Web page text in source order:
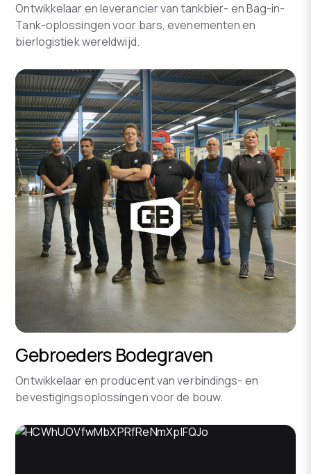
Ontwikkelaar en leverancier van tankbier- en Bag-in-
Tank-oplossingen voor bars, evenementen en
bierlogistiek wereldwijd.
Gebroeders Bodegraven
Ontwikkelaar en producent van verbindings- en
bevestigingsoplossingen voor de bouw.